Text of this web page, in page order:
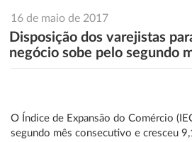
16 de maio de 2017
Disposição dos varejistas
negócio sobe pelo segundo
O Índice de Expansão do Comércio
segundo mês consecutivo e cresceu